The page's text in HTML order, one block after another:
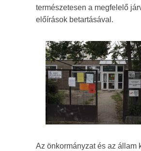
természetesen a megfelelő
előírások betartásával.
Az önkormányzat és az állam